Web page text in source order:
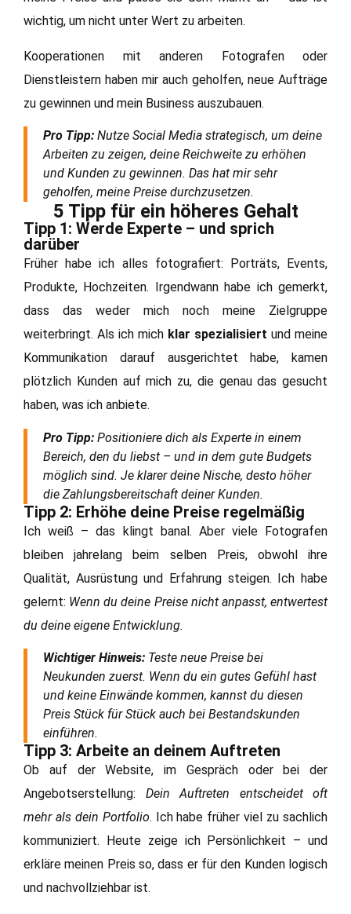
wichtig, um nicht unter Wert zu arbeiten.
Kooperationen mit anderen Fotografen oder
Dienstleistern haben mir auch geholfen, neue Aufträge
zu gewinnen und mein Business auszubauen.
Pro Tipp: Nutze Social Media strategisch, um deine
Arbeiten zu zeigen, deine Reichweite zu erhöhen
und Kunden zu gewinnen. Das hat mir sehr
geholfen, meine Preise durchzusetzen.
5 Tipp für ein höheres Gehalt
Tipp 1: Werde Experte – und sprich
darüber
Früher habe ich alles fotografiert: Porträts, Events,
Produkte, Hochzeiten. Irgendwann habe ich gemerkt,
dass das weder mich noch meine Zielgruppe
weiterbringt. Als ich mich klar spezialisiert und meine
Kommunikation darauf ausgerichtet habe, kamen
plötzlich Kunden auf mich zu, die genau das gesucht
haben, was ich anbiete.
Pro Tipp: Positioniere dich als Experte in einem
Bereich, den du liebst – und in dem gute Budgets
möglich sind. Je klarer deine Nische, desto höher
die Zahlungsbereitschaft deiner Kunden.
Tipp 2: Erhöhe deine Preise regelmäßig
Ich weiß – das klingt banal. Aber viele Fotografen
bleiben jahrelang beim selben Preis, obwohl ihre
Qualität, Ausrüstung und Erfahrung steigen. Ich habe
gelernt: Wenn du deine Preise nicht anpasst, entwertest
du deine eigene Entwicklung.
Wichtiger Hinweis: Teste neue Preise bei
Neukunden zuerst. Wenn du ein gutes Gefühl hast
und keine Einwände kommen, kannst du diesen
Preis Stück für Stück auch bei Bestandskunden
einführen.
Tipp 3: Arbeite an deinem Auftreten
Ob auf der Website, im Gespräch oder bei der
Angebotserstellung: Dein Auftreten entscheidet oft
mehr als dein Portfolio. Ich habe früher viel zu sachlich
kommuniziert. Heute zeige ich Persönlichkeit – und
erkläre meinen Preis so, dass er für den Kunden logisch
und nachvollziehbar ist.